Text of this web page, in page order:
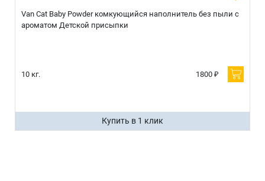
Van Cat Baby Powder комкующийся наполнитель без пыли с
ароматом Детской присыпки
10 кг. 1800 ₽
Купить в 1 клик